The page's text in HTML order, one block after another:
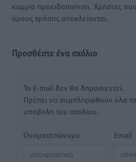
καμμία προειδοποίηση. Χρήστες
όρους χρήσης αποκλείονται.
Προσθέστε ένα σχόλιο
Το E-mail δεν θα δημοσιευτεί.
Πρέπει να συμπληρωθούν όλα τα
υποβολή του σχολίου.
Όνοματεπώνυμο Email